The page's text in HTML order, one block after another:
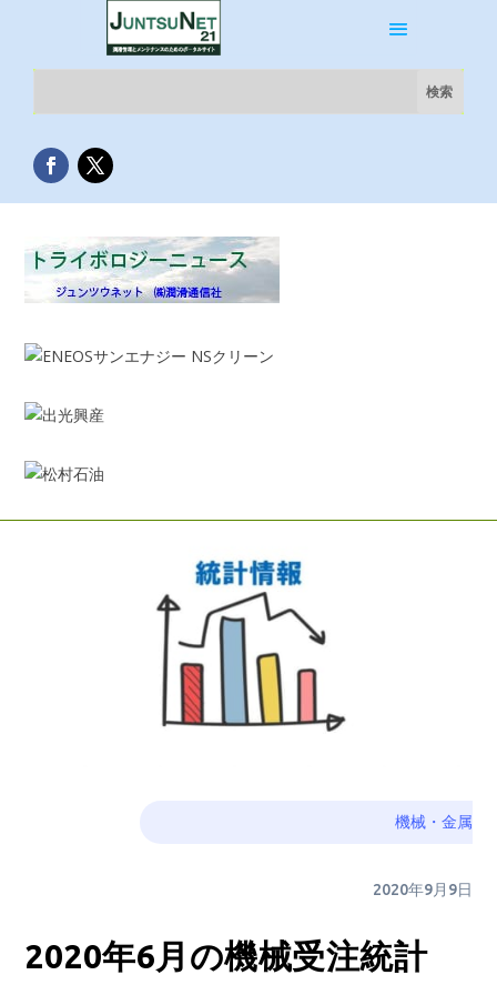
機械・金属
2020年9月9日
2020年6月の機械受注統計